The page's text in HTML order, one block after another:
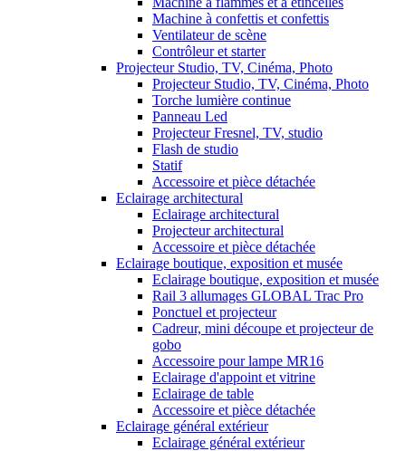
Machine à confettis et confettis
Ventilateur de scène
Contrôleur et starter
Projecteur Studio, TV, Cinéma, Photo
Projecteur Studio, TV, Cinéma, Photo
Torche lumière continue
Panneau Led
Projecteur Fresnel, TV, studio
Flash de studio
Statif
Accessoire et pièce détachée
Eclairage architectural
Eclairage architectural
Projecteur architectural
Accessoire et pièce détachée
Eclairage boutique, exposition et musée
Eclairage boutique, exposition et musée
Rail 3 allumages GLOBAL Trac Pro
Ponctuel et projecteur
Cadreur, mini découpe et projecteur de
gobo
Accessoire pour lampe MR16
Eclairage d'appoint et vitrine
Eclairage de table
Accessoire et pièce détachée
Eclairage général extérieur
Eclairage général extérieur